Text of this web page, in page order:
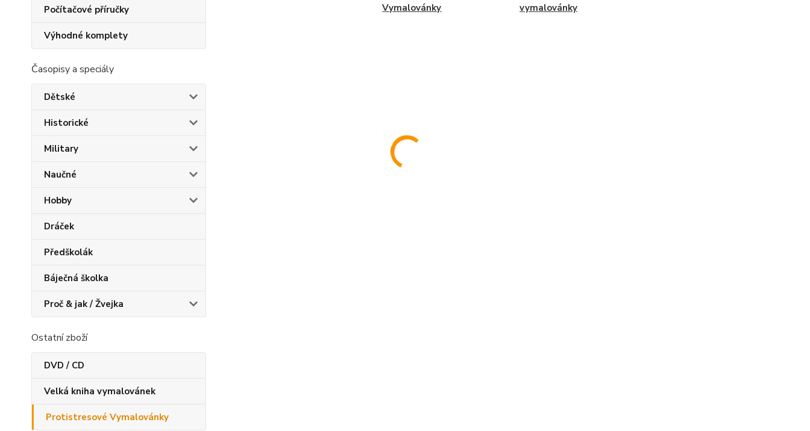
Počítačové příručky
Výhodné komplety
Časopisy a speciály
Dětské
Historické
Military
Naučné
Hobby
Dráček
Předškolák
Báječná školka
Proč & jak / Žvejka
Ostatní zboží
DVD / CD
Velká kniha vymalovánek
Protistresové Vymalovánky
Vymalovánky
vymalovánky